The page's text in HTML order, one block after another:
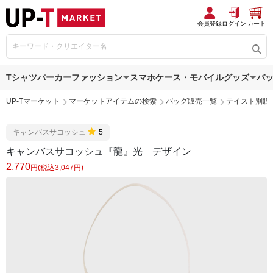
会員登録ログイン カート
Tシャツパーカーファッション スマホケース・モバイルグッズ バ
UP-Tマーケット マーケットアイテムの検索 バッグ販売一覧 テイスト別販
キャンバスサコッシュ 5
キャンバスサコッシュ『龍』光 デザイン
2,770円(税込3,047円)